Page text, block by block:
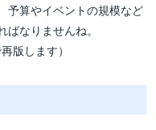
予算やイベントの規模など
なりませんね。
版します）